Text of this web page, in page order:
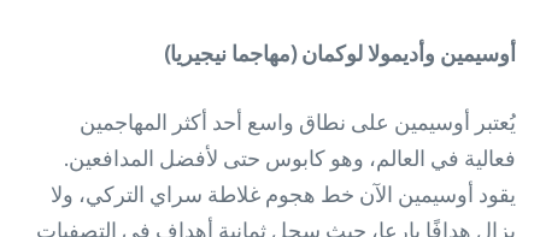
أوسيمين وأديمولا لوكمان (مهاجما نيجيريا)
يُعتبر أوسيمين على نطاق واسع أحد أكثر المهاجمين
فعالية في العالم، وهو كابوس حتى لأفضل المدافعين.
يقود أوسيمين الآن خط هجوم غلاطة سراي التركي، ولا
يزال هدافًا بارعا، حيث سجل ثمانية أهداف في التصفيات